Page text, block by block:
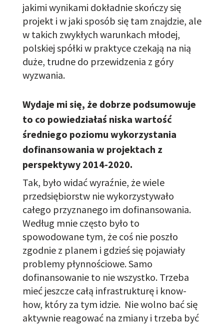
jakimi wynikami dokładnie skończysię
projekt i w jaki sposób się tam znajdzie, ale
w takich zwykłych warunkach młodej,
polskiej spółki w praktyce czekają na nią
duże, trudne do przewidzenia z góry
wyzwania.
Wydaje mi się, że dobrze podsumowuje
to co powiedziałaś niska wartość
średniego poziomu wykorzystania
dofinansowania w projektach z
perspektywy 2014-2020.
Tak, było widać wyraźnie, że wiele
przedsiębiorstw nie wykorzystywało
całego przyznanego im dofinansowania.
Według mnie często było to
spowodowane tym, że coś nie poszło
zgodnie z planem i gdzieś się pojawiały
problemy płynnościowe. Samo
dofinansowanie to nie wszystko. Trzeba
mieć jeszcze całą infrastrukturę i know-
how, który za tym idzie. Nie wolno bać się
aktywnie reagować na zmiany i trzeba być